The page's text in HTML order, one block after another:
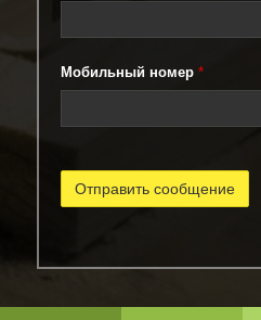
Мобильный номер *